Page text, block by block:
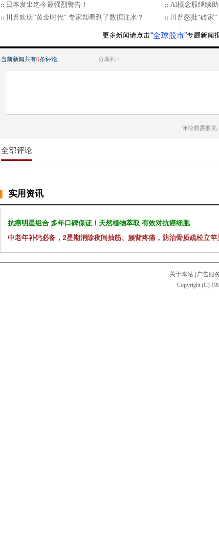
日本发出迄今最强烈警告！
AI概念股继续
川普欢庆“黄金时代” 专家却看到了数据注水？
川普怒批“砖家
“全球股市”
当前新闻共有0条评论 分享到：
评论前需要先
全部评论
实用资讯
抗癌明星组合 多年口碑保证！天然植物萃取 有效对抗癌细胞
中老年补钙必备，2星期消除夜间抽筋、腰背疼痛，防治骨质疏松立竿
关于本站
广告服
Copyright (C)